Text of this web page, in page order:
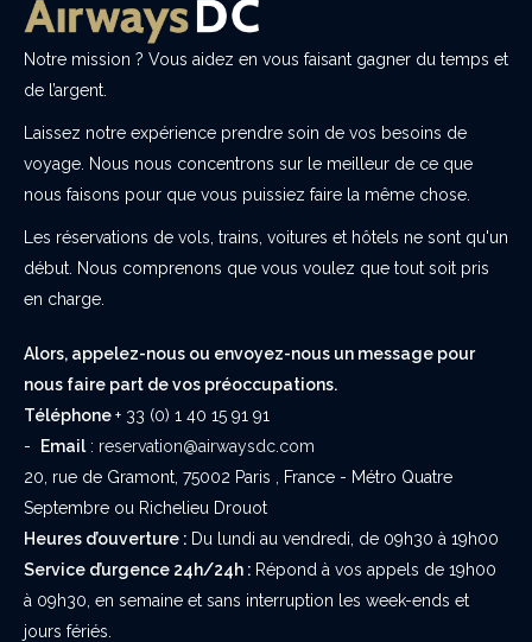
Notre mission ? Vous aidez en vous faisant gagner du temps et
de l’argent.
Laissez notre expérience prendre soin de vos besoins de
voyage. Nous nous concentrons sur le meilleur de ce que
nous faisons pour que vous puissiez faire la même chose.
Les réservations de vols, trains, voitures et hôtels ne sont qu'un
début. Nous comprenons que vous voulez que tout soit pris
en charge.
Alors, appelez-nous ou envoyez-nous un message pour
nous faire part de vos préoccupations.
Téléphone+ 33 (0) 1 40 15 91 91
-
Email: reservation@airwaysdc.com
20, rue de Gramont, 75002 Paris , France - Métro Quatre
Septembre ou Richelieu Drouot
Heures d’ouverture : Du lundi au vendredi, de 09h30 à 19h00
Service d’urgence 24h/24h : Répond à vos appels de 19h00
à 09h30, en semaine et sans interruption les week-ends et
jours fériés.